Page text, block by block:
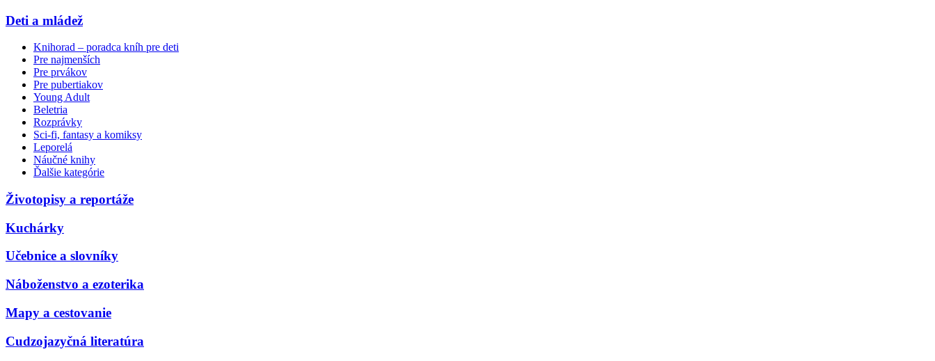
Deti a mládež
Knihorad – poradca kníh pre deti
Pre najmenších
Pre prvákov
Pre pubertiakov
Young Adult
Beletria
Rozprávky
Sci-fi, fantasy a komiksy
Leporelá
Náučné knihy
Ďalšie kategórie
Životopisy a reportáže
Kuchárky
Učebnice a slovníky
Náboženstvo a ezoterika
Mapy a cestovanie
Cudzojazyčná literatúra